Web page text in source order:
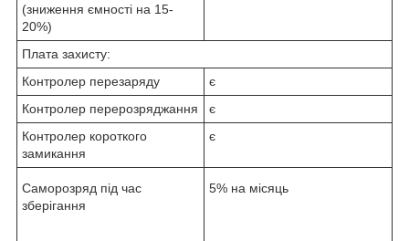
(зниження ємності на 15-
20%)
Плата захисту:
Контролер перезаряду
є
Контролер перерозряджання
є
Контролер короткого
замикання
є
Саморозряд під час
зберігання
5% на місяць